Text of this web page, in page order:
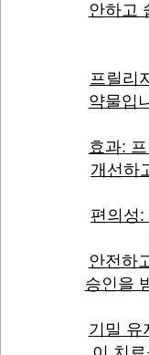
안하고
프릴리
약물입
효과:
개선하
편의성
안전하
승인을
기밀 유